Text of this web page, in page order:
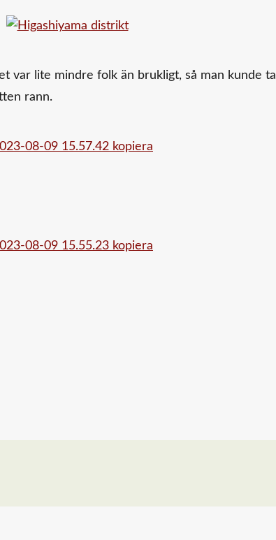
var lite mindre folk än brukligt, så man kunde
rann.